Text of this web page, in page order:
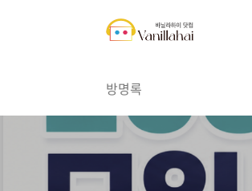
방명록